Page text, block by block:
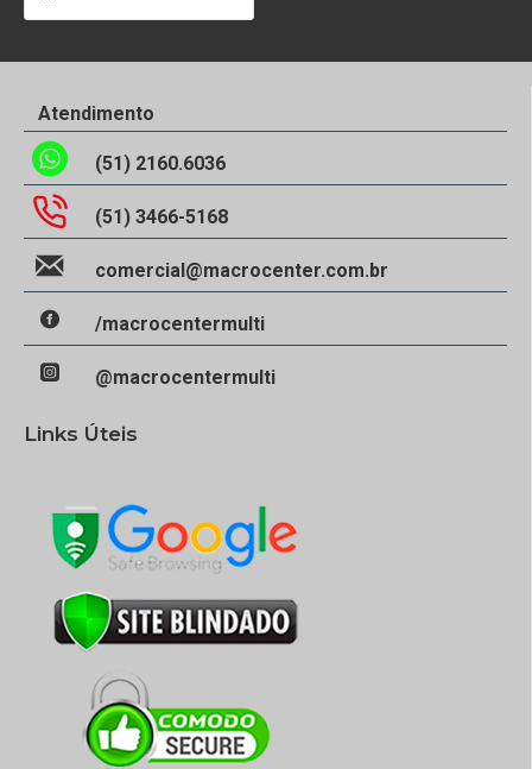
Atendimento
(51) 2160.6036
(51) 3466-5168
comercial@macrocenter.com.br
/macrocentermulti
@macrocentermulti
Links Úteis